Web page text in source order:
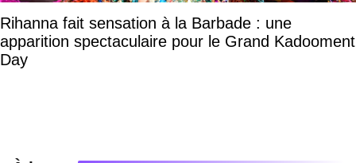
Rihanna fait sensation à la Barbade : une
apparition spectaculaire pour le Grand Kadooment
Day